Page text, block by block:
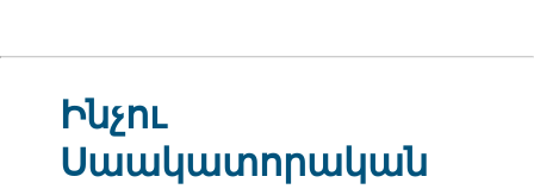
Ինչու
Սաակատորական